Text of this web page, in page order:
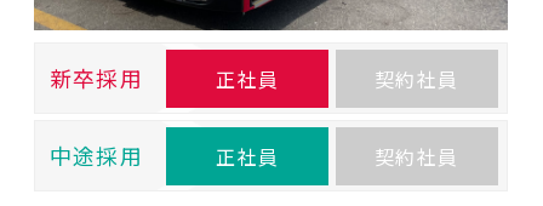
新卒採用 正社員 契約社員
中途採用 正社員 契約社員